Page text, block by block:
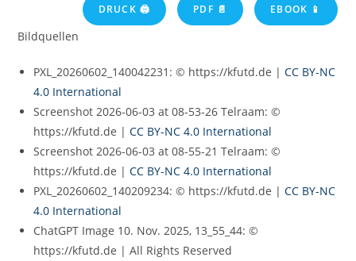
DRUCK 🖨 PDF 📄 EBOOK 📱
Bildquellen
PXL_20260602_140042231: © https://kfutd.de |CC BY-NC
4.0 International
Screenshot 2026-06-03 at 08-53-26 Telraam: ©
https://kfutd.de |CC BY-NC 4.0 International
Screenshot 2026-06-03 at 08-55-21 Telraam: ©
https://kfutd.de |CC BY-NC 4.0 International
PXL_20260602_140209234: © https://kfutd.de |CC BY-NC
4.0 International
ChatGPT Image 10. Nov. 2025, 13_55_44: ©
https://kfutd.de | All Rights Reserved